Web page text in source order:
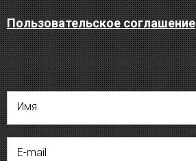
Пользовательское соглашение
Имя
E-mail